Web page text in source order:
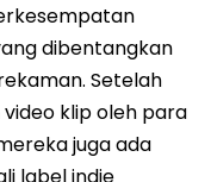
dibentangkan
Setelah
klip oleh para
juga ada